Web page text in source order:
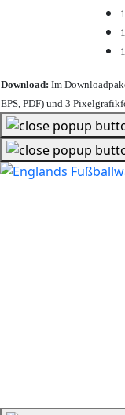
Download: Im
EPS, PDF) und 3